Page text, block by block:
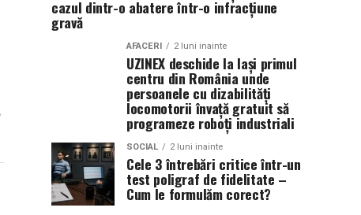
cazul dintr-o abatere într-o infracțiune
gravă
AFACERI 2 luni inainte
UZINEX deschide la Iași primul
centru din România unde
persoanele cu dizabilități
locomotorii învață gratuit să
programeze roboți industriali
SOCIAL 2 luni inainte
Cele 3 întrebări critice într-un
test poligraf de fidelitate –
Cum le formulăm corect?